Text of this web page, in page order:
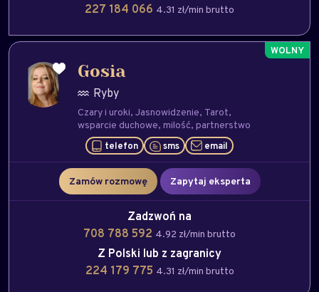
227 184 066 4.31 zł/min brutto
Gosia
Ryby
Czary i uroki Jasnowidzenie Tarot
wsparcie duchowe milość partnerstwo
telefon sms email
Zamów rozmowę Zapytaj eksperta
Zadzwoń na
708 788 592 4.92 zł/min brutto
Z Polski lub z zagranicy
224 179 775 4.31 zł/min brutto